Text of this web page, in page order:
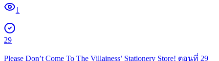
1
29
Please Don’t Come To The Villainess’ Stationery Store! ตอนที่ 29